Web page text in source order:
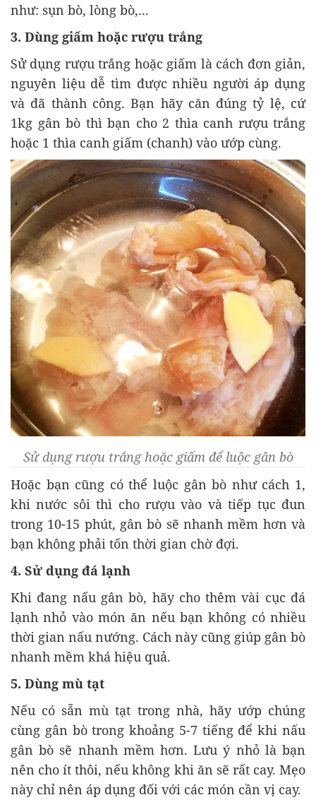
như: sụn bò, lòng bò,...
3. Dùng giấm hoặc rượu trắng
Sử dụng rượu trắng hoặc giấm là cách đơn giản,
nguyên liệu dễ tìm được nhiều người áp dụng
và đã thành công. Bạn hãy căn đúng tỷ lệ, cứ
1kg gân bò thì bạn cho 2 thìa canh rượu trắng
hoặc 1 thìa canh giấm (chanh) vào ướp cùng.
Sử dụng rượu trắng hoặc giấm để luộc gân bò
Hoặc bạn cũng có thể luộc gân bò như cách 1,
khi nước sôi thì cho rượu vào và tiếp tục đun
trong 10-15 phút, gân bò sẽ nhanh mềm hơn và
bạn không phải tốn thời gian chờ đợi.
4. Sử dụng đá lạnh
Khi đang nấu gân bò, hãy cho thêm vài cục đá
lạnh nhỏ vào món ăn nếu bạn không có nhiều
thời gian nấu nướng. Cách này cũng giúp gân bò
nhanh mềm khá hiệu quả.
5. Dùng mù tạt
Nếu có sẵn mù tạt trong nhà, hãy ướp chúng
cùng gân bò trong khoảng 5-7 tiếng để khi nấu
gân bò sẽ nhanh mềm hơn. Lưu ý nhỏ là bạn
nên cho ít thôi, nếu không khi ăn sẽ rất cay. Mẹo
này chỉ nên áp dụng đối với các món cần vị cay.